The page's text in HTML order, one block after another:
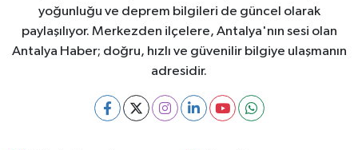
yoğunluğu ve deprem bilgileri de güncel olarak
paylaşılıyor. Merkezden ilçelere, Antalya'nın sesi olan
Antalya Haber; doğru, hızlı ve güvenilir bilgiye ulaşmanın
adresidir.